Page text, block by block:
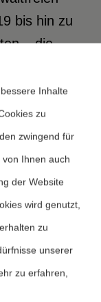
bis hin zu
– die
sich
Inhalte
zu
zwingend für
Ihnen auch
der Website
wird genutzt,
zu
unserer
zu erfahren,